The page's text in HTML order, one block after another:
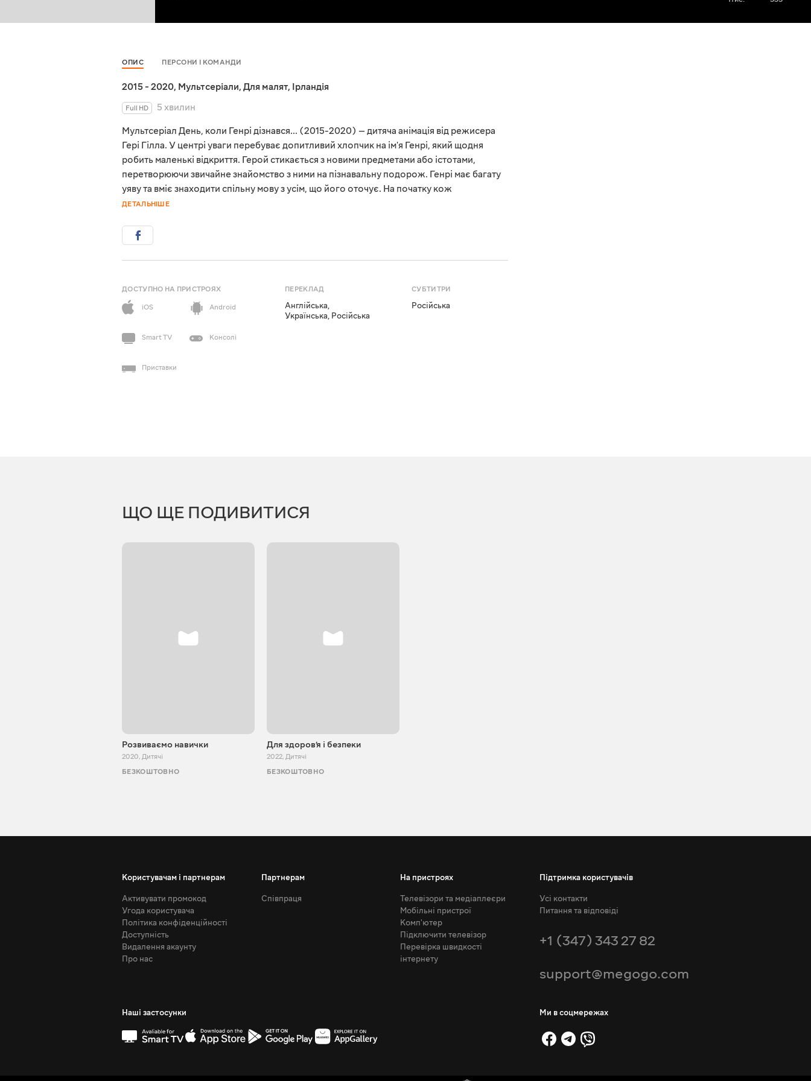
ОПИС ПЕРСОНИ І КОМАНДИ
2015 - 2020, Мультсеріали, Для малят, Ірландія
Full HD
5 хвилин
Мультсеріал День, коли Генрі дізнався... (2015-2020) — дитяча анімація від режисера
Гері Гілла. У центрі уваги перебуває допитливий хлопчик на ім'я Генрі, який щодня
робить маленькі відкриття. Герой стикається з новими предметами або істотами,
перетворюючи звичайне знайомство з ними на пізнавальну подорож. Генрі має багату
уяву та вміє знаходити спільну мову з усім, що його оточує. На початку кож
ДЕТАЛЬНІШЕ
ДОСТУПНО НА ПРИСТРОЯХ
iOS
Android
Smart TV Консолі
Приставки
ПЕРЕКЛАД
Англійська,
Українська, Російська
СУБТИТРИ
Російська
ЩО ЩЕ ПОДИВИТИСЯ
Розвиваємо навички
2020, Дитячі
БЕЗКОШТОВНО
Для здоровʼя і безпеки
2022, Дитячі
БЕЗКОШТОВНО
Користувачам і партнерам
Активувати промокод
Угода користувача
Політика конфіденційності
Доступність
Видалення акаунту
Про нас
Партнерам
Співпраця
На пристроях
Телевізори та медіаплеєри
Мобільні пристрої
Комп'ютер
Підключити телевізор
Перевірка швидкості
інтернету
Підтримка користувачів
Усі контакти
Питання та відповіді
+1 (347) 343 27 82
support@megogo.com
Наші застосунки Ми в соцмережах